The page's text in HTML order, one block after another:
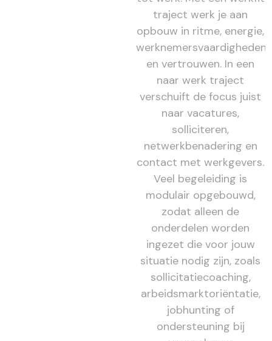
traject werk je aan
opbouw in ritme, energie,
werknemersvaardigheden
en vertrouwen. In een
naar werk traject
verschuift de focus juist
naar vacatures,
solliciteren,
netwerkbenadering en
contact met werkgevers.
Veel begeleiding is
modulair opgebouwd,
zodat alleen de
onderdelen worden
ingezet die voor jouw
situatie nodig zijn, zoals
sollicitatiecoaching,
arbeidsmarktoriëntatie,
jobhunting of
ondersteuning bij